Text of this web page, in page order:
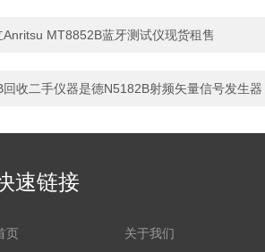
MT8852B蓝牙测试仪现货租售
收二手仪器是德N5182B射频矢量信号发生器
速链接
页 关于我们